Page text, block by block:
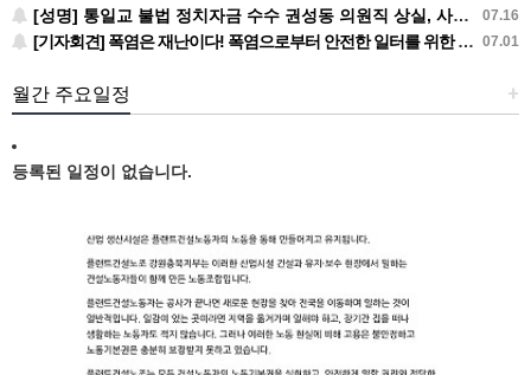
07.16
[성명] 통일교 불법 정치자금 수수 권성동 의원직 상실, 사필귀정이다
07.01
[기자회견] 폭염은 재난이다! 폭염으로부터 안전한 일터를 위한 민주노총 강원지역본부 폭염감시단 선포 기자회견
+
월간 주요일정
등록된 일정이 없습니다.